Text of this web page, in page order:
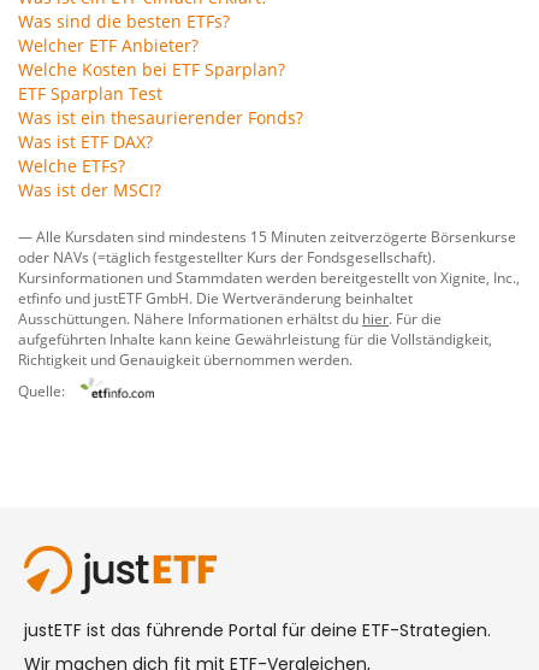
Was sind die besten ETFs?
Welcher ETF Anbieter?
Welche Kosten bei ETF Sparplan?
ETF Sparplan Test
Was ist ein thesaurierender Fonds?
Was ist ETF DAX?
Welche ETFs?
Was ist der MSCI?
— Alle Kursdaten sind mindestens 15 Minuten zeitverzögerte Börsenkurse
oder NAVs (=täglich festgestellter Kurs der Fondsgesellschaft).
Kursinformationen und Stammdaten werden bereitgestellt vonXignite, Inc.
etfinfo und justETF GmbH. Die Wertveränderung beinhaltet
Ausschüttungen. Nähere Informationen erhältst du hier. Für die
aufgeführten Inhalte kann keine Gewährleistung für die Vollständigkeit,
Richtigkeit und Genauigkeit übernommen werden.
Quelle: